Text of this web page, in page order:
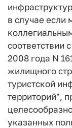
в случае
соответствии
2008 года N
жилищного
туристской
территорий",
указанных